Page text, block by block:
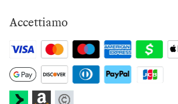
Accettiamo